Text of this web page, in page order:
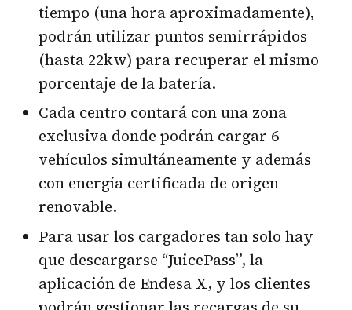
tiempo (una hora aproximadamente),
podrán utilizar puntos semirrápidos
(hasta 22kw) para recuperar el mismo
porcentaje de la batería.
Cada centro contará con una zona
exclusiva donde podrán cargar 6
vehículos simultáneamente y además
con energía certificada de origen
renovable.
Para usar los cargadores tan solo hay
que descargarse “JuicePass”, la
aplicación de Endesa X, y los clientes